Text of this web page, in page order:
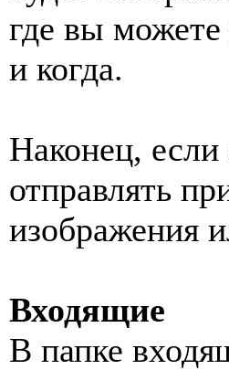
где вы
и когда.
Наконец,
отправлять
изображения
Входящие
В папке